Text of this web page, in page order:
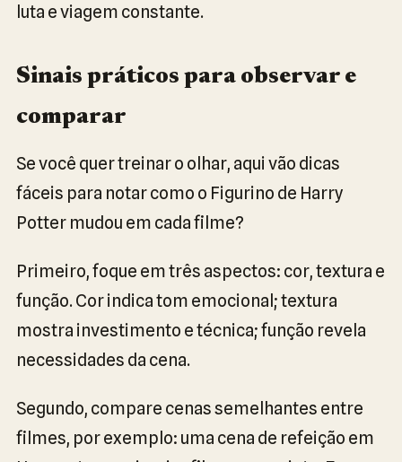
luta e viagem constante.
Sinais práticos para observar e
comparar
Se você quer treinar o olhar, aqui vão dicas
fáceis para notar como o Figurino de Harry
Potter mudou em cada filme?
Primeiro, foque em três aspectos: cor, textura e
função. Cor indica tom emocional; textura
mostra investimento e técnica; função revela
necessidades da cena.
Segundo, compare cenas semelhantes entre
filmes, por exemplo: uma cena de refeição em